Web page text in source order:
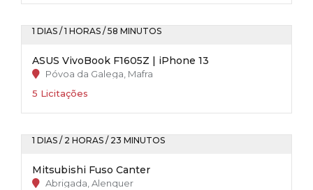
1 DIAS / 1 HORAS / 58 MINUTOS
ASUS VivoBook F1605Z | iPhone 13
Póvoa da Galega, Mafra
5 Licitações
1 DIAS / 2 HORAS / 23 MINUTOS
Mitsubishi Fuso Canter
Abrigada, Alenquer